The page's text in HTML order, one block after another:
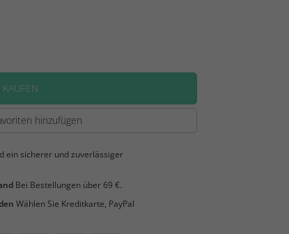
KAUFEN
hinzufügen
ein sicherer und zuverlässiger
Bei Bestellungen über 69 €.
Wählen Sie Kreditkarte, PayPal